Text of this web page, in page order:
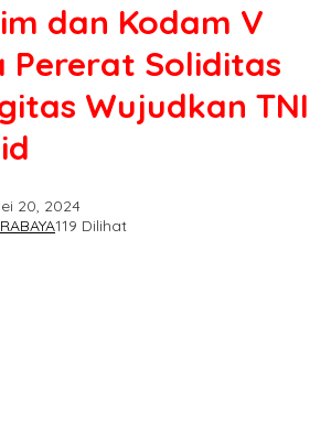
dan Kodam V
Pererat Soliditas
Wujudkan TNI
20, 2024
119 Dilihat